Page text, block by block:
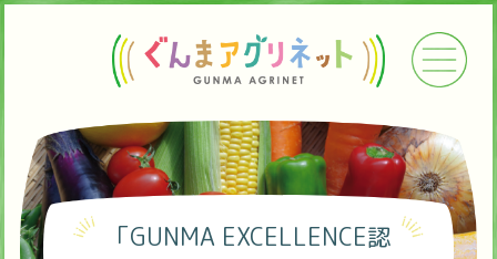
「GUNMA EXCELLENCE認